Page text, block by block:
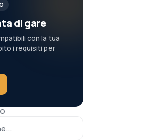
di gare
con la tua
i requisiti per